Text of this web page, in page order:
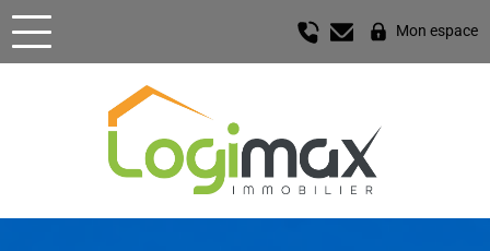
Mon espace